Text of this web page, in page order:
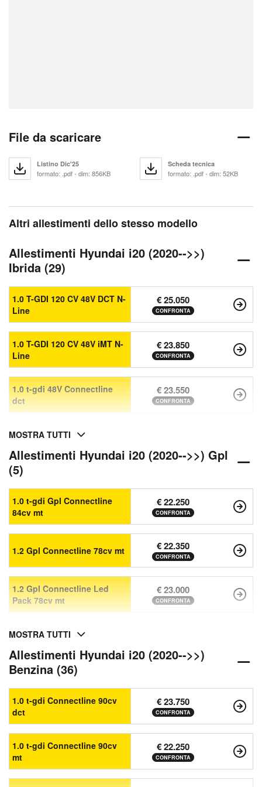
File da scaricare
Listino Dic'25
formato: .pdf - dim: 856KB
Scheda tecnica
formato: .pdf - dim: 52KB
Altri allestimenti dello stesso modello
Allestimenti Hyundai i20 (2020-->>)
Ibrida (29)
1.0 T-GDI 120 CV 48V DCT N-
Line
€ 25.050
CONFRONTA
1.0 T-GDI 120 CV 48V iMT N-
Line
€ 23.850
CONFRONTA
1.0 t-gdi 48V Connectline
dct
€ 23.550
CONFRONTA
MOSTRA TUTTI
Allestimenti Hyundai i20 (2020-->>) Gpl
(5)
1.0 t-gdi Gpl Connectline
84cv mt
€ 22.250
CONFRONTA
1.2 Gpl Connectline 78cv mt € 22.350
CONFRONTA
1.2 Gpl Connectline Led
Pack 78cv mt
€ 23.000
CONFRONTA
MOSTRA TUTTI
Allestimenti Hyundai i20 (2020-->>)
Benzina (36)
1.0 t-gdi Connectline 90cv
dct
€ 23.750
CONFRONTA
1.0 t-gdi Connectline 90cv
mt
€ 22.250
CONFRONTA